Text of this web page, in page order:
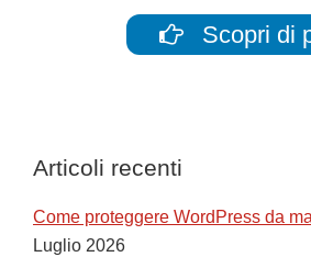
Scopri di
Articoli recenti
Come proteggere WordPress da
Luglio 2026